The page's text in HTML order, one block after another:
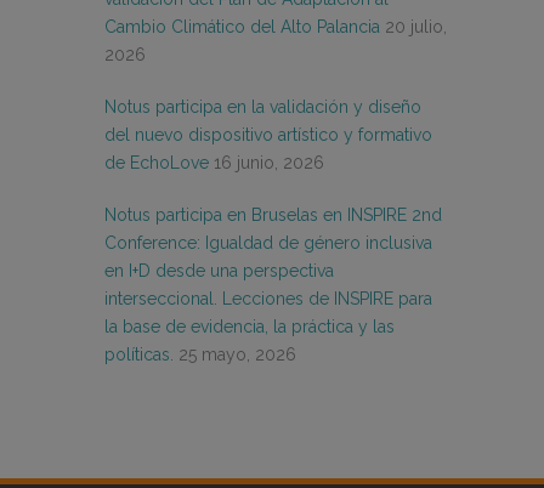
Cambio Climático del Alto Palancia 20 julio,
2026
Notus participa en la validación y diseño
del nuevo dispositivo artístico y formativo
de EchoLove 16 junio, 2026
Notus participa en Bruselas en INSPIRE 2nd
Conference: Igualdad de género inclusiva
en I+D desde una perspectiva
interseccional. Lecciones de INSPIRE para
la base de evidencia, la práctica y las
políticas. 25 mayo, 2026